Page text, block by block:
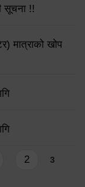
सूचना !!
मात्राको खोप
2 3